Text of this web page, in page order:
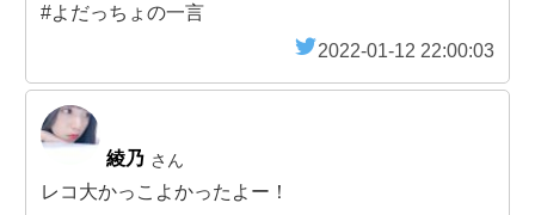
#よだっちょの一言
2022-01-12 22:00:03
綾乃 さん
レコ大かっこよかったよー！